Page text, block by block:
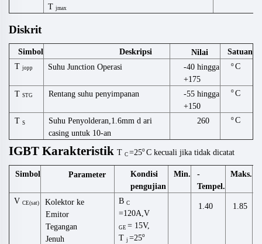
Tjmax
Diskrit
Simbol Deskripsi Nilai
Satuan
T jopp Suhu Junction Operasi
-40 hingga
+175
oC
T STG Rentang suhu penyimpanan
-55 hingga
+150
oC
T S Suhu Penyolderan,1.6mm d ari
casing untuk 10-an
260 oC
IGBT Karakteristik T C =25o C kecuali jika tidak dicatat
Simbol Parameter
Kondisi
pengujian
Min.
-
Tempel.
Maks.
VCE(sat)
Kolektor ke
Emitor
Tegangan
Jenuh
BC
=120A,V
GE= 15V,
Tj=25o
1.40 1.85